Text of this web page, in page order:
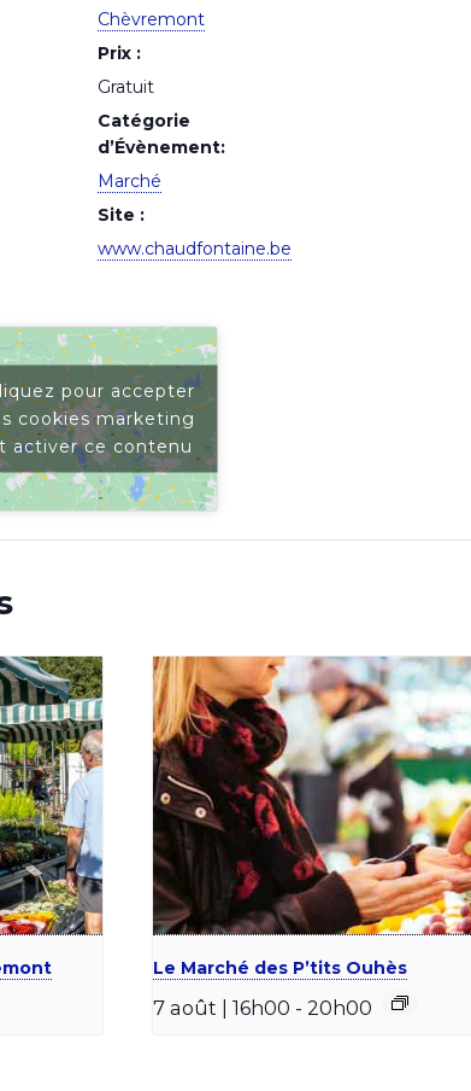
Chèvremont
Prix :
Gratuit
Catégorie
d’Évènement:
Marché
Site :
www.chaudfontaine.be
pour accepter
cookies marketing
activer ce contenu
Le Marché des P’tits Ouhès
7 août | 16h00 - 20h00